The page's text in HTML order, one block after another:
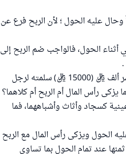
وحال عليه الحول ؛ لأن الربح فرع عن
أثناء الحول، فالواجب ضم الربح إلى
.
سئل علماء "اللجنة الدائمة" (9/356): " لدي مال قدره خمسة عشر ألف ريال (15000 ريال) سلمته لرجل
يزكى رأس المال أم الربح أم كلاهما؟
كسجاد وأثاث وأشباههما، فما
الحول ويزكى رأس المال مع الربح
عند تمام الحول بما تساوي